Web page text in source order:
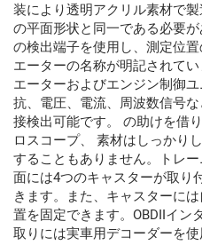
装により透明アクリル素材で
の平面形状と同一である必要
の検出端子を使用し、測定位
エーターの名称が明記されて
エーターおよびエンジン制御
抗、電圧、電流、周波数信号
接検出可能です。 の助けを借
ロスコープ、 素材はしっかり
することもありません。トレ
面には4つのキャスターが取り
きます。また、キャスターに
置を固定できます。OBDIIイン
取りには実車用デコーダーを